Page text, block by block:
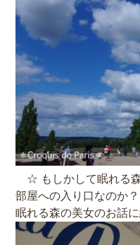
☆ もしかして眠れる
部屋への入り口なのか
眠れる森の美女のお話